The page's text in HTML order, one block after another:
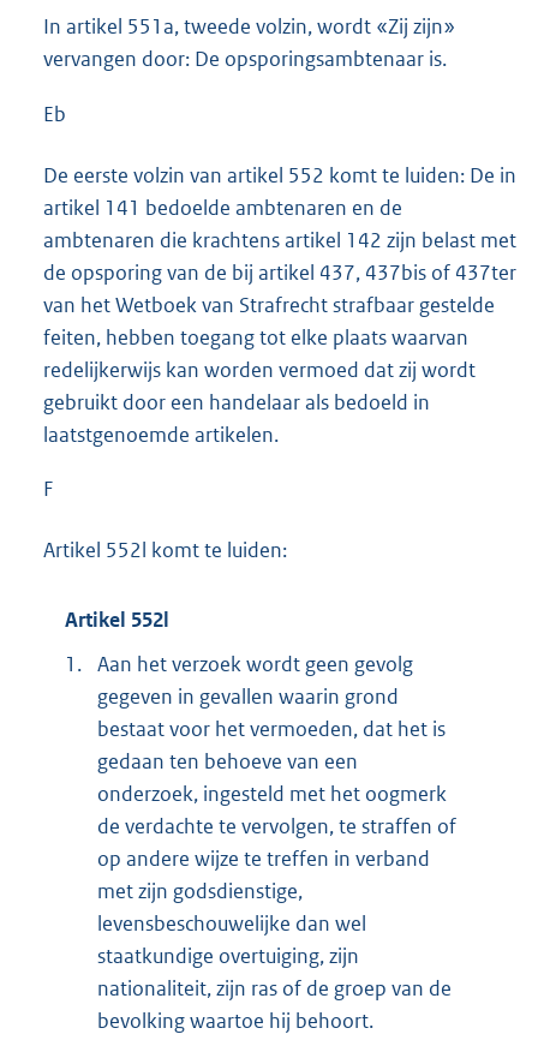
In artikel 551a, tweede volzin, wordt «Zij zijn»
vervangen door: De opsporingsambtenaar is.
Eb
De eerste volzin van artikel 552 komt te luiden: De in
artikel 141 bedoelde ambtenaren en de
ambtenaren die krachtens artikel 142 zijn belast met
de opsporing van de bij artikel 437, 437bis of 437ter
van het Wetboek van Strafrecht strafbaar gestelde
feiten, hebben toegang tot elke plaats waarvan
redelijkerwijs kan worden vermoed dat zij wordt
gebruikt door een handelaar als bedoeld in
laatstgenoemde artikelen.
F
Artikel 552l komt te luiden:
Artikel 552l
1. Aan het verzoek wordt geen gevolg
gegeven in gevallen waarin grond
bestaat voor het vermoeden, dat het is
gedaan ten behoeve van een
onderzoek, ingesteld met het oogmerk
de verdachte te vervolgen, te straffen of
op andere wijze te treffen in verband
met zijn godsdienstige,
levensbeschouwelijke dan wel
staatkundige overtuiging, zijn
nationaliteit, zijn ras of de groep van de
bevolking waartoe hij behoort.